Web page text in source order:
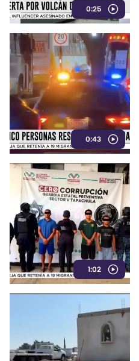
0:25
0:43
1:02